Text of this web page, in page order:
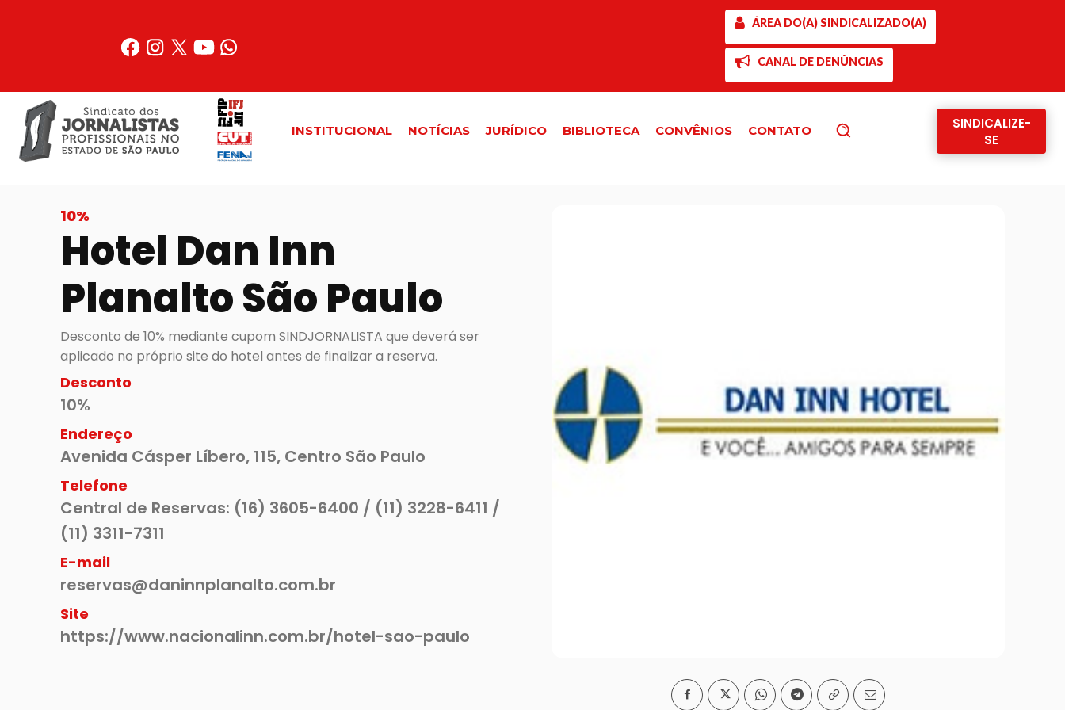
ÁREA DO(A) SINDICALIZADO(A)
CANAL DE DENÚNCIAS
INSTITUCIONAL NOTÍCIAS JURÍDICO BIBLIOTECA CONVÊNIOS CONTATO
SINDICALIZE-
SE
10%
Hotel Dan Inn
Planalto São Paulo
Desconto de 10% mediante cupom SINDJORNALISTA que deverá ser
Desconto
10%
Endereço
Avenida Cásper Líbero, 115, Centro São Paulo
Telefone
Central de Reservas: (16) 3605-6400 / (11) 3228-6411 /
(11) 3311-7311
E-mail
reservas@daninnplanalto.com.br
Site
https://www.nacionalinn.com.br/hotel-sao-paulo